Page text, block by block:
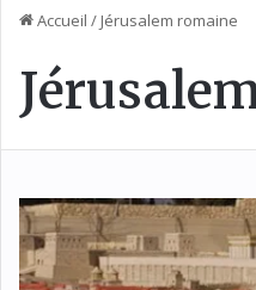
Accueil / Jérusalem romaine